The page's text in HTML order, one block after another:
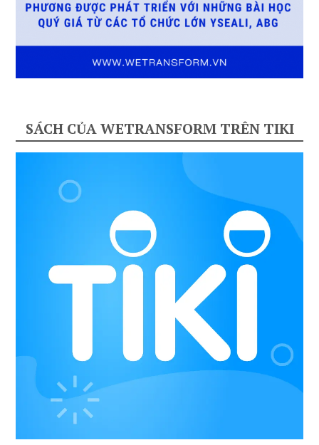
SÁCH CỦA WETRANSFORM TRÊN TIKI